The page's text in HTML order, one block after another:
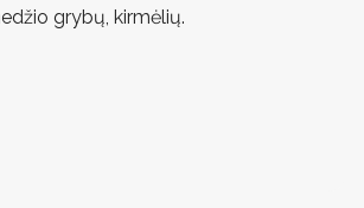
grybų, kirmėlių.